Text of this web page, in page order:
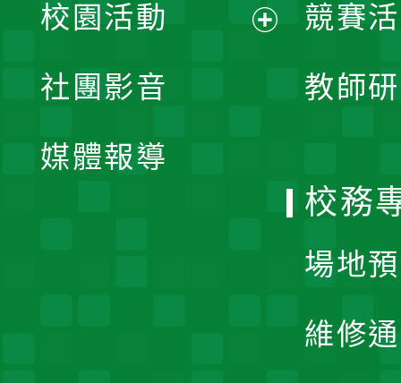
競賽
教師
開
校園活動
社團影音
媒體報導
校務
場地
維修